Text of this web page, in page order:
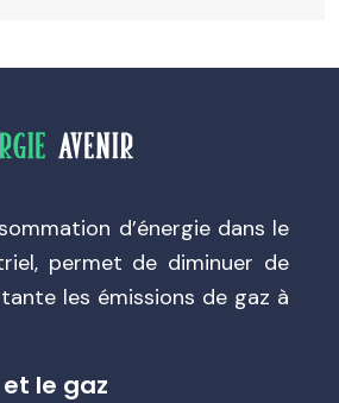
d’énergie dans le
permet de diminuer de
les émissions de gaz à
le gaz